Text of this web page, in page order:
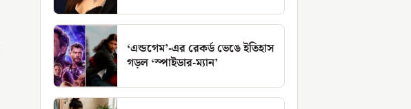
‘এন্ডগেম’-এর রেকর্ড ভেঙে ইতিহাস
গড়ল ‘স্পাইডার-ম্যান’